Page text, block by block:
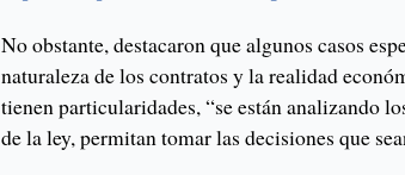
No obstante, destacaron que algunos casos
naturaleza de los contratos y la realidad
tienen particularidades, “se están analizando
de la ley, permitan tomar las decisiones que